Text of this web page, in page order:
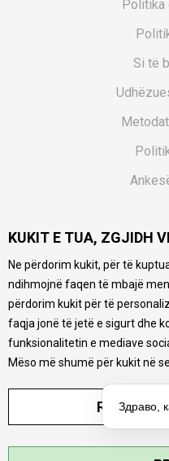
Politika
Si të
Pyetjet
Ne bëjmë çmos që të
të produkteve tona,
mund të garantojmë që
gabime. Të gjitha
kjo nuk do të thotë se
KUKIT E TUA, ZGJIDH
Ne përdorim kukit, për të
ndihmojnë faqen të mbajë
përdorim kukit për të
faqja jonë të jetë e sigurt dhe
funksionalitetin e mediave
Mëso më shumë për kukit në
Здраво,